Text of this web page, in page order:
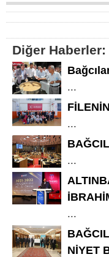
Diğer Haberler:
...
...
...
...
NİYET